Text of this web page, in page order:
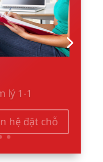
lý 1-1
hệ đặt chỗ